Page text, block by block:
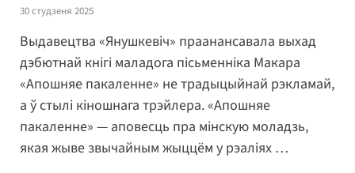
30 студзеня 2025
Выдавецтва «Янушкевіч» праанансавала выхад
дэбютнай кнігі маладога пісьменніка Макара
«Апошняе пакаленне» не традыцыйнай рэкламай,
а ў стылі кіношнага трэйлера. «Апошняе
пакаленне» — аповесць пра мінскую моладзь,
якая жыве звычайным жыццём у рэаліях …